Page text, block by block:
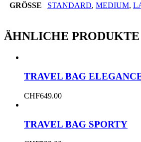
GRÖSSE STANDARD, MEDIUM,
ÄHNLICHE PRODUKTE
TRAVEL BAG
CHF649.00
TRAVEL BAG SPORTY